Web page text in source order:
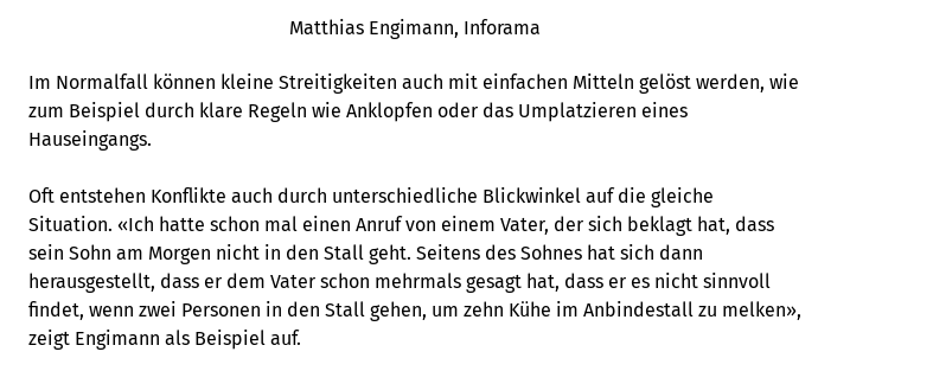
Matthias Engimann, Inforama
Im Normalfall können kleine Streitigkeiten auch mit einfachen Mitteln gelöst werden, wie
zum Beispiel durch klare Regeln wie Anklopfen oder das Umplatzieren eines
Hauseingangs.
Oft entstehen Konflikte auch durch unterschiedliche Blickwinkel auf die gleiche
Situation. «Ich hatte schon mal einen Anruf von einem Vater, der sich beklagt hat, dass
sein Sohn am Morgen nicht in den Stall geht. Seitens des Sohnes hat sich dann
herausgestellt, dass er dem Vater schon mehrmals gesagt hat, dass er es nicht sinnvoll
findet, wenn zwei Personen in den Stall gehen, um zehn Kühe im Anbindestall zu melken»,
zeigt Engimann als Beispiel auf.